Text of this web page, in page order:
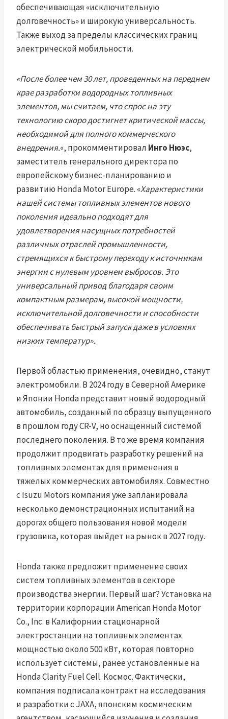
обеспечивающая «исключительную
долговечность» и широкую универсальность.
Также выход за пределы классических границ
электрической мобильности.
«После более чем 30 лет, проведенных на переднем
крае разработки водородных топливных
элементов, мы считаем, что спрос на эту
технологию скоро достигнет критической массы,
необходимой для полного коммерческого
внедрения.«, прокомментировал Инго Нюэс,
заместитель генерального директора по
европейскому бизнес-планированию и
развитию Honda Motor Europe. «Характеристики
нашей системы топливных элементов нового
поколения идеально подходят для
удовлетворения насущных потребностей
различных отраслей промышленности,
стремящихся к быстрому переходу к источникам
энергии с нулевым уровнем выбросов. Это
универсальный привод благодаря своим
компактным размерам, высокой мощности,
исключительной долговечности и способности
обеспечивать быстрый запуск даже в условиях
низких температур»..
Первой областью применения, очевидно, станут
электромобили. В 2024 году в Северной Америке
и Японии Honda представит новый водородный
автомобиль, созданный по образцу выпущенного
в прошлом году CR-V, но оснащенный системой
последнего поколения. В то же время компания
продолжит продвигать разработку решений на
топливных элементах для применения в
тяжелых коммерческих автомобилях. Совместно
с Isuzu Motors компания уже запланировала
несколько демонстрационных испытаний на
дорогах общего пользования новой модели
грузовика, которая выйдет на рынок в 2027 году.
Honda также предложит применение своих
систем топливных элементов в секторе
производства энергии. Первый шаг? Установка на
территории корпорации American Honda Motor
Co., Inc. в Калифорнии стационарной
электростанции на топливных элементах
мощностью около 500 кВт, которая повторно
использует системы, ранее установленные на
Honda Clarity Fuel Cell. Космос. Фактически,
компания подписала контракт на исследования
и разработки с JAXA, японским космическим